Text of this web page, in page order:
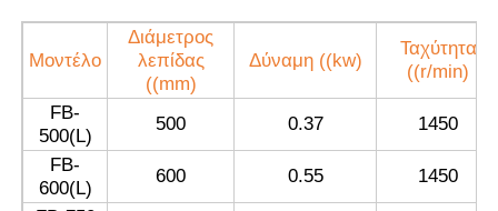
Αρχική Σελίδα
Σχετικά με εμάς
Μοντέλο
Διάμετρος
λεπίδας
((mm)
Δύναμη ((kw)
Ταχύτητα
((r/min)
FB-
500(L)
500 0.37
1450
FB-
600(L)
600 0.55
1450